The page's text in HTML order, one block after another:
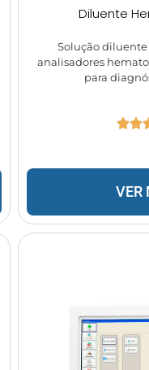
Diluente
Solução diluente
analisadores
para
VER